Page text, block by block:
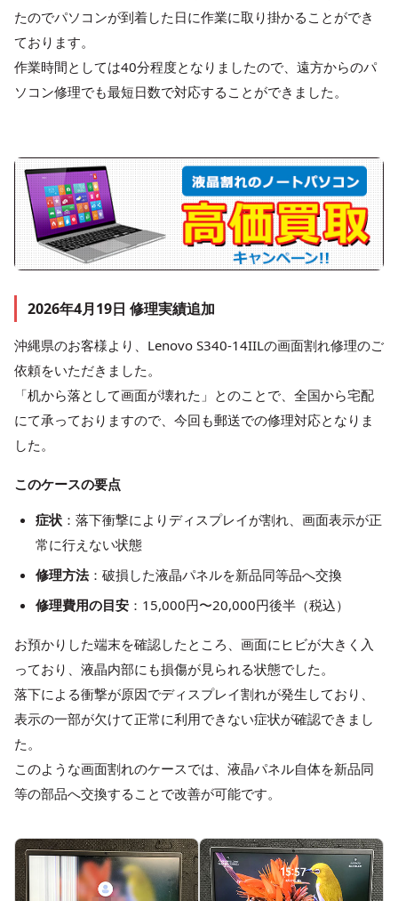
たのでパソコンが到着した日に作業に取り掛かることができ
ております。
作業時間としては40分程度となりましたので、遠方からのパ
ソコン修理でも最短日数で対応することができました。
2026年4月19日 修理実績追加
沖縄県のお客様より、Lenovo S340-14IILの画面割れ修理のご
依頼をいただきました。
「机から落として画面が壊れた」とのことで、全国から宅配
にて承っておりますので、今回も郵送での修理対応となりま
した。
このケースの要点
症状 ：落下衝撃によりディスプレイが割れ、画面表示が正
常に行えない状態
修理方法：破損した液晶パネルを新品同等品へ交換
修理費用の目安 ：15,000円〜20,000円後半（税込）
お預かりした端末を確認したところ、画面にヒビが大きく入
っており、液晶内部にも損傷が見られる状態でした。
落下による衝撃が原因でディスプレイ割れが発生しており、
表示の一部が欠けて正常に利用できない症状が確認できまし
た。
このような画面割れのケースでは、液晶パネル自体を新品同
等の部品へ交換することで改善が可能です。